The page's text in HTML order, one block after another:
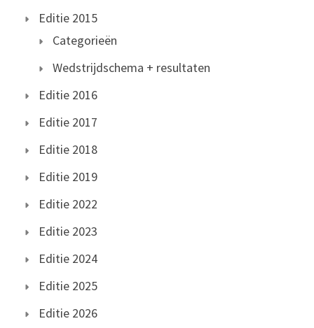
Editie 2015
Categorieën
Wedstrijdschema + resultaten
Editie 2016
Editie 2017
Editie 2018
Editie 2019
Editie 2022
Editie 2023
Editie 2024
Editie 2025
Editie 2026